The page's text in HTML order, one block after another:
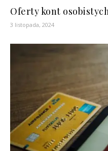
Oferty kont
3 listopada, 2024